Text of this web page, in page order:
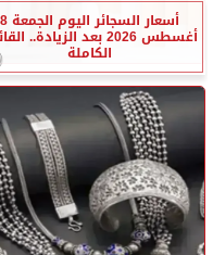
أسعار السجائر اليوم الجمعة 8
أغسطس 2026 بعد الزيادة..
الكاملة